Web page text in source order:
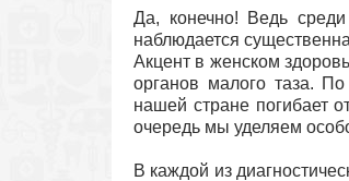
Да, конечно! Ведь
наблюдается
Акцент в женском
органов малого таза.
нашей стране погибает
очередь мы уделяем
В каждой из